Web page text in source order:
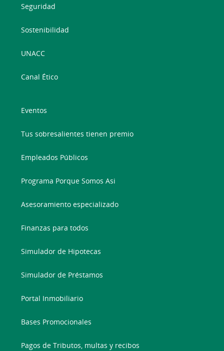
Seguridad
Sostenibilidad
UNACC
Canal Ético
Eventos
Tus sobresalientes tienen premio
Empleados Públicos
Programa Porque Somos Asi
Asesoramiento especializado
Finanzas para todos
Simulador de Hipotecas
Simulador de Préstamos
Portal Inmobiliario
Bases Promocionales
Pagos de Tributos, multas y recibos